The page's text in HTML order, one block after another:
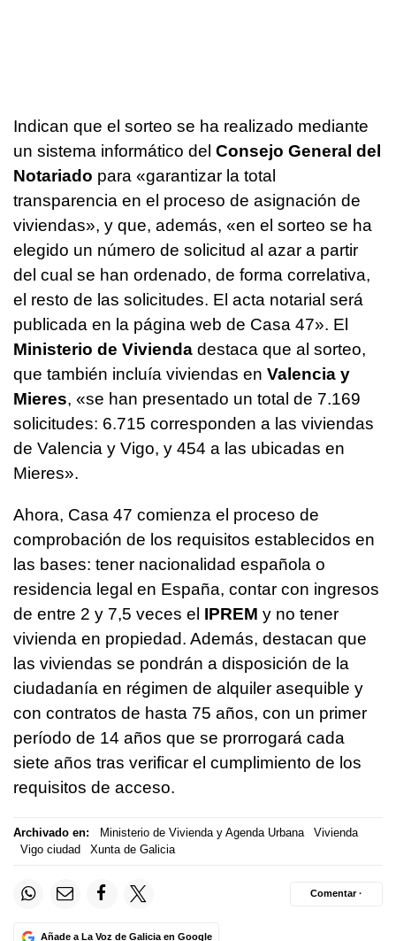
Indican que el sorteo se ha realizado mediante
un sistema informático del Consejo General del
Notariado para «garantizar la total
transparencia en el proceso de asignación de
viviendas», y que, además, «en el sorteo se ha
elegido un número de solicitud al azar a partir
del cual se han ordenado, de forma correlativa,
el resto de las solicitudes. El acta notarial será
publicada en la página web de Casa 47». El
Ministerio de Vivienda destaca que al sorteo,
que también incluía viviendas en Valencia y
Mieres, «se han presentado un total de 7.169
solicitudes: 6.715 corresponden a las viviendas
de Valencia y Vigo, y 454 a las ubicadas en
Mieres».
Ahora, Casa 47 comienza el proceso de
comprobación de los requisitos establecidos en
las bases: tener nacionalidad española o
residencia legal en España, contar con ingresos
de entre 2 y 7,5 veces el IPREM y no tener
vivienda en propiedad. Además, destacan que
las viviendas se pondrán a disposición de la
ciudadanía en régimen de alquiler asequible y
con contratos de hasta 75 años, con un primer
período de 14 años que se prorrogará cada
siete años tras verificar el cumplimiento de los
requisitos de acceso.
Archivado en: Ministerio de Vivienda y Agenda Urbana
Vivienda
Vigo ciudad
Xunta de Galicia
Añade a La Voz de Galicia en Google
Comentar ·